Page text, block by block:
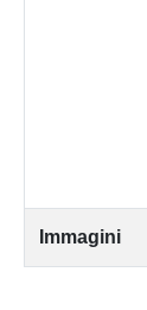
Immagini